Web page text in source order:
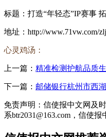
标题：打造“年轻态”IP赛事
地址：http://www.71vw.com/
心灵鸡汤：
上一篇： 精准检测护航品质
下一篇： 邮储银行杭州市西
免责声明：信使报中文网及
系btr2031@163.com，信使报